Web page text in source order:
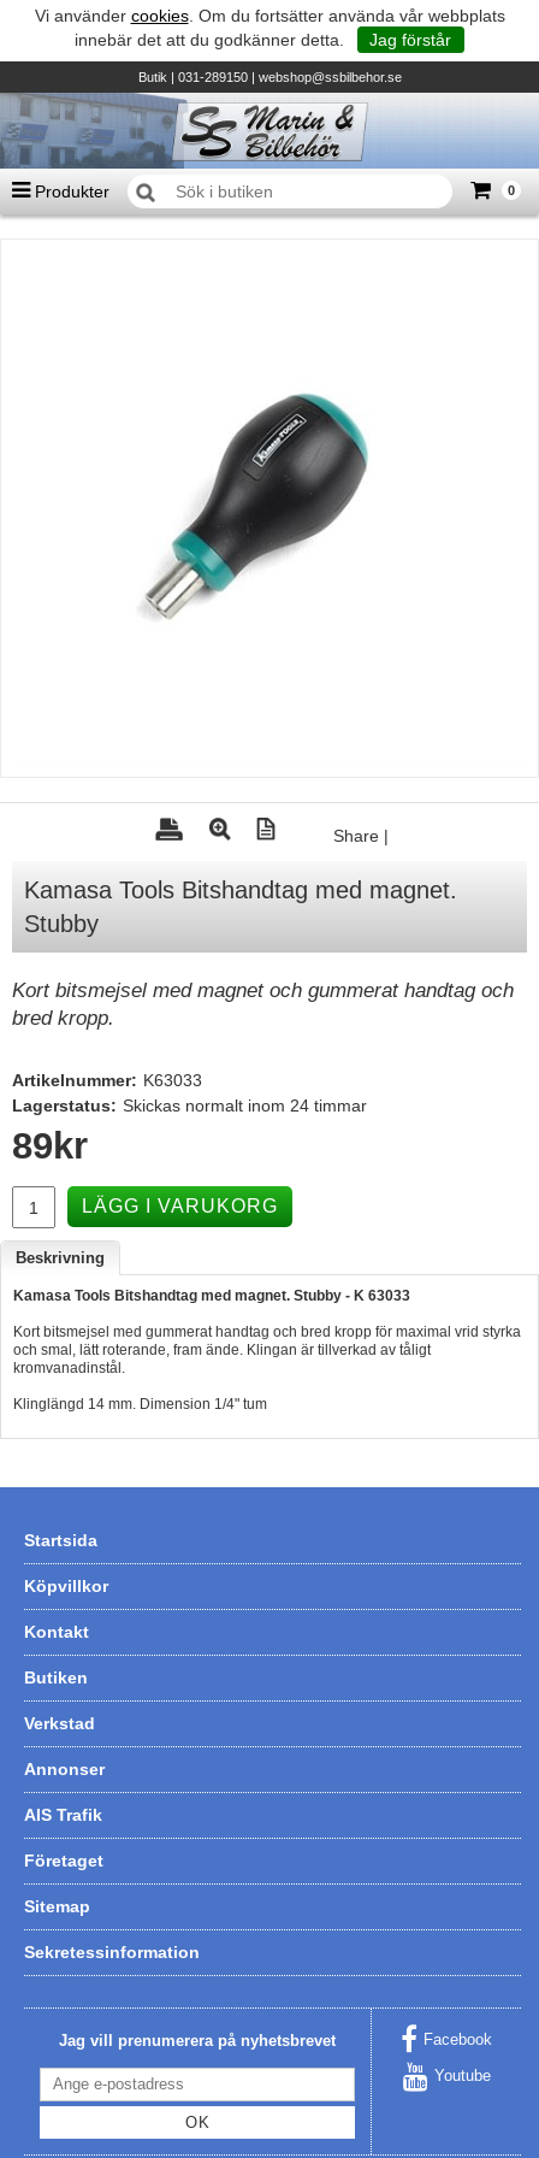
Vi använder cookies. Om du fortsätter använda vår webbplats
innebär det att du godkänner detta.
Jag förstår
Butik| 031-289150 | webshop@ssbilbehor.se
Produkter 0
Honda - Elverk & Pumpar
Tohatsu - Utombordare
Minn Kota - elmotorer
Mercury Servicedelar
Lowrance
Simrad
B&G
Hummertina
Varta - Batterier
Victron - Batteriladdare
CTEK - Batteriladdare
Webasto - Dieselvärmare
Calix - Packline - Takboxar
Thule - Takboxar
Thule - Lasthållare
Share |
Kamasa Tools Bitshandtag med magnet.
Stubby
Kort bitsmejsel med magnet och gummerat handtag och
bred kropp.
Artikelnummer: K63033
Lagerstatus: Skickas normalt inom 24 timmar
89 kr
LÄGG I VARUKORG
Beskrivning
Kamasa Tools Bitshandtag med magnet. Stubby - K 63033
Kort bitsmejsel med gummerat handtag och bred kropp för maximal vrid styrka
och smal, lätt roterande, fram ände. Klingan är tillverkad av tåligt
kromvanadinstål.
Klinglängd 14 mm. Dimension 1/4" tum
Startsida
Köpvillkor
Kontakt
Butiken
Verkstad
Annonser
AIS Trafik
Företaget
Sitemap
Sekretessinformation
Jag vill prenumerera på nyhetsbrevet
OK
Facebook
Youtube